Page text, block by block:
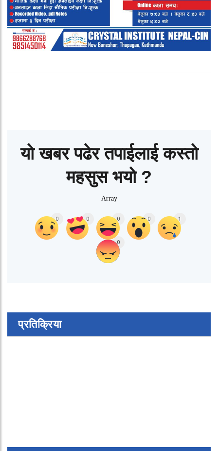
यो खबर पढेर तपाईलाई कस्तो
महसुस भयो ?
Array
0 0 0 0 1
0
प्रतिक्रिया